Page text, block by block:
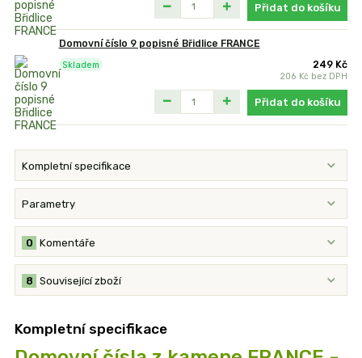
Přidat do košíku
Domovní číslo 9 popisné Břidlice FRANCE
249 Kč
206 Kč bez DPH
Skladem
Přidat do košíku
Kompletní specifikace
Parametry
Komentáře
0
Související zboží
8
Kompletní specifikace